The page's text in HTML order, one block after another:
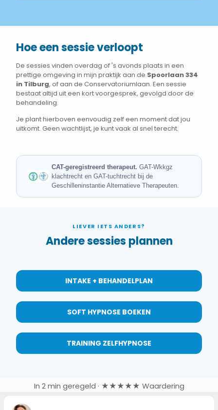
Hoe een sessie verloopt
De sessies vinden overdag of 's avonds plaats in een
prettige omgeving in mijn praktijk aan de Spoorlaan 334
in Tilburg, of aan de Conservatoriumlaan. Een sessie
bestaat altijd uit een kort voorgesprek, gevolgd door de
behandeling.
Je plant hierboven eenvoudig zelf een moment dat jou
uitkomt. Geen wachtlijst, je kunt vaak al snel terecht.
CAT-geregistreerd therapeut. GAT-Wkkgz
klachtrecht en GAT-tuchtrecht bij de
Geschilleninstantie Alternatieve Therapeuten.
LIEVER IETS ANDERS?
Andere sessies plannen
INTAKE + BEHANDELPLAN
SOFT HYPNOSE BOEKEN
TRAINING ZELFHYPNOSE
In 2 min geregeld · ★★★★★ Waardering